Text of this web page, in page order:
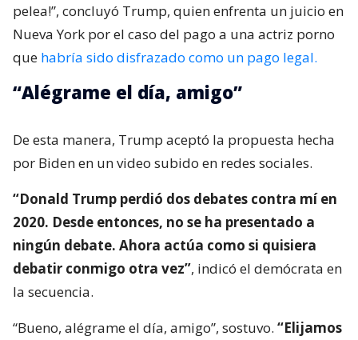
pelea!”, concluyó Trump, quien enfrenta un juicio en
Nueva York por el caso del pago a una actriz porno
que habría sido disfrazado como un pago legal.
“Alégrame el día, amigo”
De esta manera, Trump aceptó la propuesta hecha
por Biden en un video subido en redes sociales.
“Donald Trump perdió dos debates contra mí en
2020. Desde entonces, no se ha presentado a
ningún debate. Ahora actúa como si quisiera
debatir conmigo otra vez”, indicó el demócrata en
la secuencia.
“Bueno, alégrame el día, amigo”, sostuvo. “Elijamos